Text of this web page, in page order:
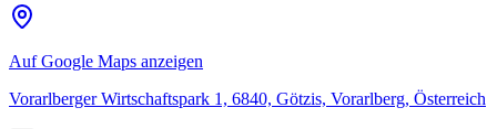
Auf Google Maps anzeigen
Vorarlberger Wirtschaftspark 1, 6840, Götzis, Vorarlberg, Österreich